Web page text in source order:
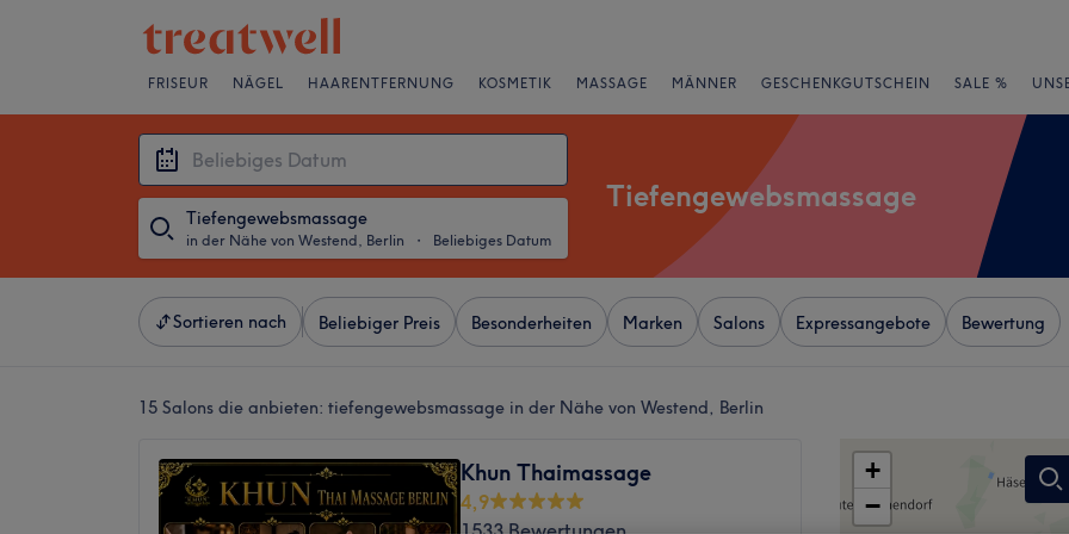
FRISEUR NÄGEL HAARENTFERNUNG KOSMETIK MASSAGE MÄNNER GESCHENKGUTSCHEIN SALE %
Tiefengewebsmassage
in der Nähe von Westend, Berlin ・ Beliebiges Datum
Tiefengewebsmassage
Sortieren nach Beliebiger Preis Besonderheiten Marken Salons Expressangebote Bewertung
15 Salons die anbieten: tiefengewebsmassage in der Nähe von Westend, Berlin
Khun Thaimassage
4,9
+
−